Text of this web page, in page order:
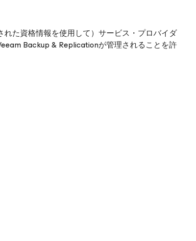
た資格情報を使用して）サービス・プロバイダ
Backup & Replicationが管理されることを許